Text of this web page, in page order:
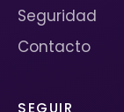
Seguridad
Contacto